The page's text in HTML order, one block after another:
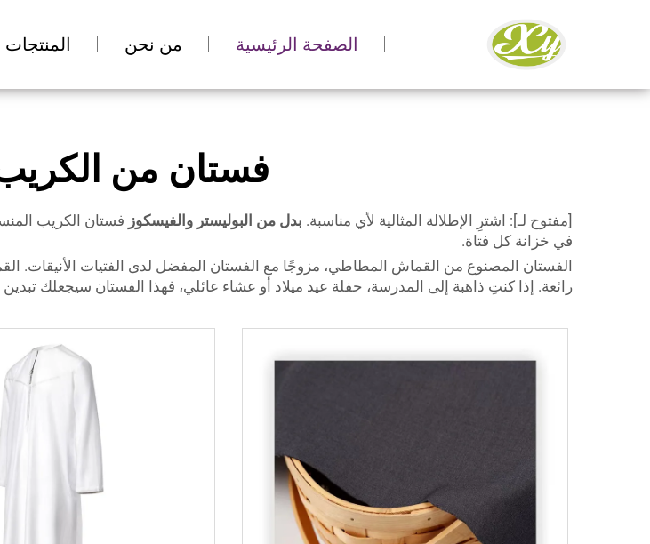
الصفحة الرئيسية من نحن المنتجات
فستان من
[مفتوح لـ]: اشترِ الإطلالة المثالية لأي مناسبة. بدل من البوليستر والفيسكوز
في خزانة كل فتاة.
الفستان المصنوع من القماش المطاطي، مزوجًا مع الفستان المفضل لدى الفتيات الأنيقات.
رائعة. إذا كنتِ ذاهبة إلى المدرسة، حفلة عيد ميلاد أو عشاء عائلي، فهذا الفستان سيجعلك